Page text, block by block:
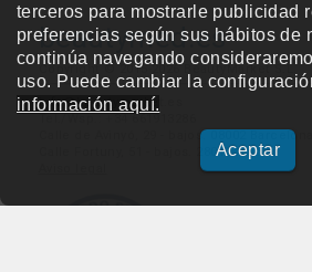
terceros para mostrarle publicidad
preferencias según sus hábitos de
continúa navegando
uso. Puede cambiar la
información aquí.
Aceptar
beautymed.es
Copyright © 2015-2026 BeautyMarket S.L.
info@beautymarket.es
Calle de Avinyó, 29 - bajos. 08002 Barcelona
Calle Fortuny, 51 - bajos. 28010 Madrid